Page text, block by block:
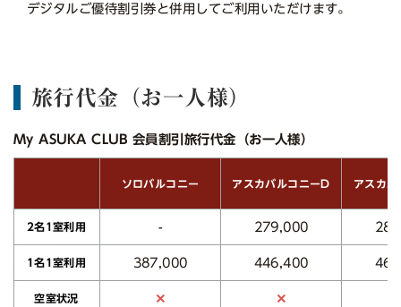
デジタルご優待割引券と併用してご利用いただけます。
旅行代金（お一人様）
My ASUKA CLUB 会員割引旅行代金（お一人様）
ソロバルコニー アスカバルコニーD アスカバ
2名1室利用 - 279,000
1名1室利用 387,000 446,400
空室状況 ✕ ✕